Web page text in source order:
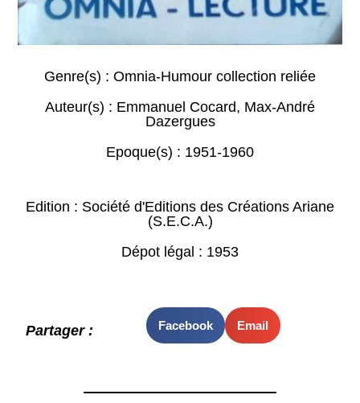
Genre(s) : Omnia-Humour collection reliée
Auteur(s) : Emmanuel Cocard, Max-André
Dazergues
Epoque(s) : 1951-1960
Edition : Société d'Editions des Créations Ariane
(S.E.C.A.)
Dépot légal : 1953
Partager : Facebook Email